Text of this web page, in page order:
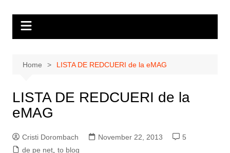
Home LISTA DE REDCUERI de la eMAG
LISTA DE REDCUERI de la
eMAG
Cristi Dorombach November 22, 2013
5
de pe net, to blog